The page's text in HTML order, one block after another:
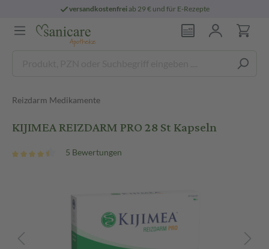
versandkostenfreiab 29 € und für E-Rezepte
Reizdarm Medikamente
KIJIMEA REIZDARM PRO 28 St Kapseln
5 Bewertungen